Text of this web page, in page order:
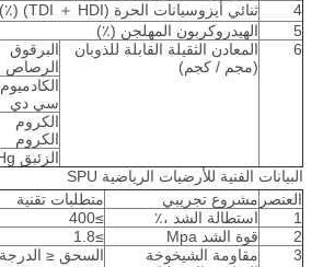
4
ثنائي أيزوسيانات الحرة (TDI ＋ HDI) (٪)
5
الهيدروكربون المهلجن (٪)
6
المعادن الثقيلة القابلة للذوبان
(مجم / كجم)
البرقوق
الرصاص
الكادميوم
سي دي
الكروم
الكروم
الزئبق Hg
البيانات الفنية للأرضيات الرياضية SPU
العنصر مشروع تجريبي متطلبات تقنية
1
استطالة الشد ،٪ ≥400
2
قوة الشد Mpa ≥1.8
3
مقاومة الشيخوخة